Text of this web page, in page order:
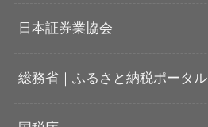
日本証券業協会
総務省｜ふるさと納税ポータル